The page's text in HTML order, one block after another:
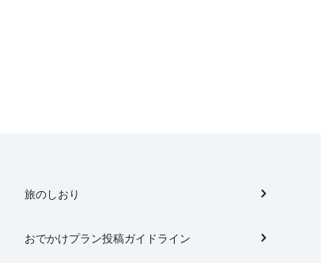
旅のしおり
おでかけプラン投稿ガイドライン